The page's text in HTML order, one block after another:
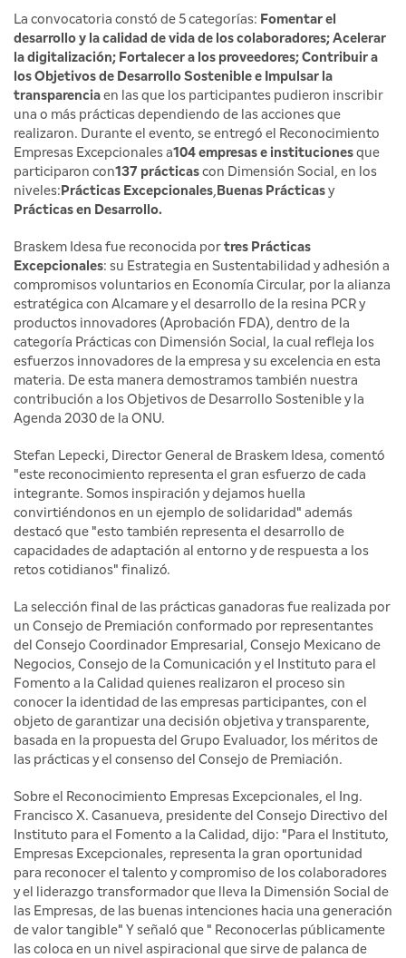
La convocatoria constó de 5 categorías: Fomentar el
desarrollo y la calidad de vida de los colaboradores; Acelerar
la digitalización; Fortalecer a los proveedores; Contribuir a
los Objetivos de Desarrollo Sostenible e Impulsar la
transparencia en las que los participantes pudieron inscribir
una o más prácticas dependiendo de las acciones que
realizaron. Durante el evento, se entregó el Reconocimiento
Empresas Excepcionales a104 empresas e instituciones que
participaron con137 prácticas con Dimensión Social, en los
niveles: Prácticas Excepcionales, Buenas Prácticas y
Prácticas en Desarrollo.
Braskem Idesa fue reconocida por tres Prácticas
Excepcionales: su Estrategia en Sustentabilidad y adhesión a
compromisos voluntarios en Economía Circular, por la alianza
estratégica con Alcamare y el desarrollo de la resina PCR y
productos innovadores (Aprobación FDA), dentro de la
categoría Prácticas con Dimensión Social, la cual refleja los
esfuerzos innovadores de la empresa y su excelencia en esta
materia. De esta manera demostramos también nuestra
contribución a los Objetivos de Desarrollo Sostenible y la
Agenda 2030 de la ONU.
Stefan Lepecki, Director General de Braskem Idesa, comentó
"este reconocimiento representa el gran esfuerzo de cada
integrante. Somos inspiración y dejamos huella
convirtiéndonos en un ejemplo de solidaridad" además
destacó que "esto también representa el desarrollo de
capacidades de adaptación al entorno y de respuesta a los
retos cotidianos" finalizó.
La selección final de las prácticas ganadoras fue realizada por
un Consejo de Premiación conformado por representantes
del Consejo Coordinador Empresarial, Consejo Mexicano de
Negocios, Consejo de la Comunicación y el Instituto para el
Fomento a la Calidad quienes realizaron el proceso sin
conocer la identidad de las empresas participantes, con el
objeto de garantizar una decisión objetiva y transparente,
basada en la propuesta del Grupo Evaluador, los méritos de
las prácticas y el consenso del Consejo de Premiación.
Sobre el Reconocimiento Empresas Excepcionales, el Ing.
Francisco X. Casanueva, presidente del Consejo Directivo del
Instituto para el Fomento a la Calidad, dijo: "Para el Instituto,
Empresas Excepcionales, representa la gran oportunidad
para reconocer el talento y compromiso de los colaboradores
y el liderazgo transformador que lleva la Dimensión Social de
las Empresas, de las buenas intenciones hacia una generación
de valor tangible" Y señaló que " Reconocerlas públicamente
las coloca en un nivel aspiracional que sirve de palanca de